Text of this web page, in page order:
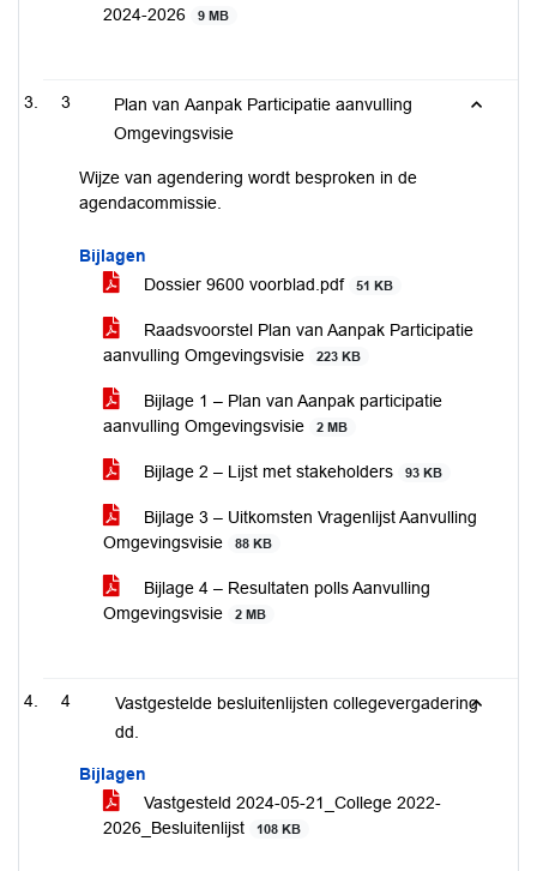
2024-2026
9 MB
3
Plan van Aanpak Participatie aanvulling
Omgevingsvisie
Wijze van agendering wordt besproken in de
agendacommissie.
Bijlagen
Dossier 9600 voorblad.pdf
51 KB
Raadsvoorstel Plan van Aanpak Participatie
aanvulling Omgevingsvisie
223 KB
Bijlage 1 – Plan van Aanpak participatie
aanvulling Omgevingsvisie
2 MB
Bijlage 2 – Lijst met stakeholders 93 KB
Bijlage 3 – Uitkomsten Vragenlijst Aanvulling
Omgevingsvisie
88 KB
Bijlage 4 – Resultaten polls Aanvulling
Omgevingsvisie
2 MB
4
Vastgestelde besluitenlijsten collegevergadering
dd.
Bijlagen
Vastgesteld 2024-05-21_College 2022-
2026_Besluitenlijst
108 KB